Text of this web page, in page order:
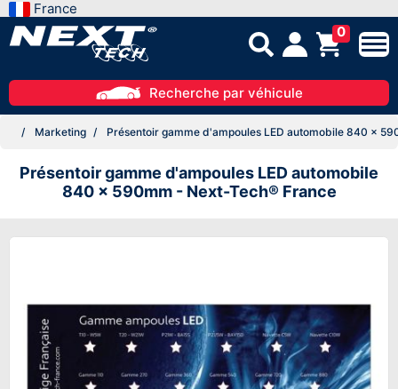
France
0
Recherche par véhicule
Marketing Présentoir gamme d'ampoules LED automobile 840 x
Présentoir gamme d'ampoules LED automobile
840 x 590mm - Next-Tech® France